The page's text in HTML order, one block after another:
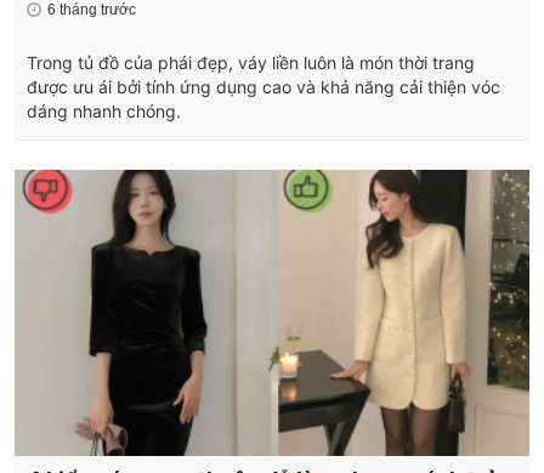
6 tháng trước
Trong tủ đồ của phái đẹp, váy liền luôn là món thời trang
được ưu ái bởi tính ứng dụng cao và khả năng cải thiện vóc
dáng nhanh chóng.